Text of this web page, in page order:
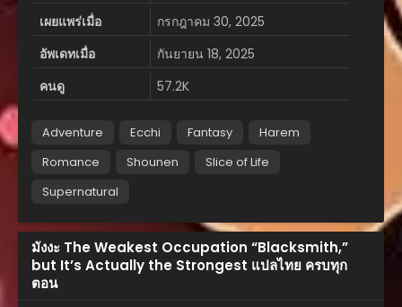
เผยแพร่เมื่อ
กรกฎาคม 30, 2025
อัพเดทเมื่อ
กันยายน 18, 2025
คนดู
57.2K
Adventure Ecchi Fantasy
Harem
Romance
Shounen
Slice of Life
Supernatural
มังงะ The Weakest Occupation “Blacksmith,”
but It’s Actually the Strongest แปลไทย ครบทุก
ตอน